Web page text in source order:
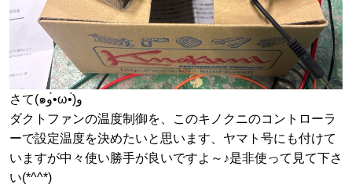
さて(๑و•̀ω•́)و
ダクトファンの温度制御を、このキノクニのコントローラ
ーで設定温度を決めたいと思います、ヤマト号にも付けて
いますが中々使い勝手が良いですよ～♪是非使って見て下さ
い(*^^*)